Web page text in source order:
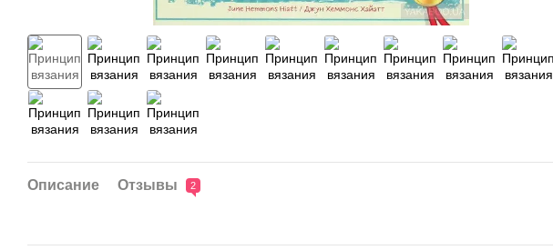
Описание Отзывы 2